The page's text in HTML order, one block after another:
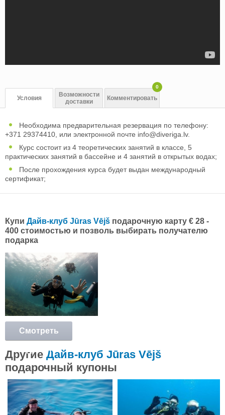
Условия
Возможности
доставки
Комментировать
0
Необходима предварительная резервация по телефону:
+371 29374410, или электронной почте info@diveriga.lv.
Курс состоит из 4 теоретических занятий в классе, 5
практических занятий в бассейне и 4 занятий в открытых водах;
После прохождения курса будет выдан международный
сертификат;
Купи Дайв-клуб Jūras Vējš подарочную карту € 28 -
400 стоимостью и позволь выбирать получателю
подарка
Смотреть
подробнее
Другие Дайв-клуб Jūras Vējš
подарочный купоны